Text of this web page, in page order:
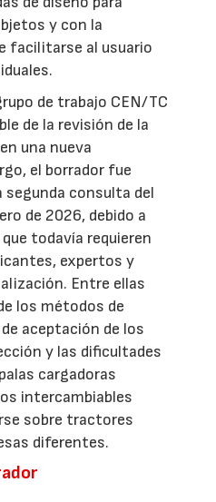
y con la
facilitarse al usuario
de trabajo CEN/TC
de la revisión de la
una nueva
el borrador fue
segunda consulta del
de 2026, debido a
todavía requieren
expertos y
Entre ellas
los métodos de
aceptación de los
y las dificultades
cargadoras
intercambiables
sobre tractores
diferentes.